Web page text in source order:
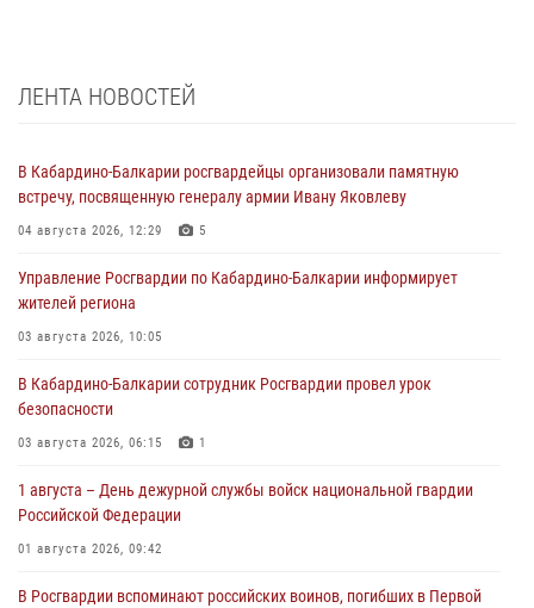
ЛЕНТА НОВОСТЕЙ
В Кабардино-Балкарии росгвардейцы организовали памятную
встречу, посвященную генералу армии Ивану Яковлеву
04 августа 2026, 12:29 5
Управление Росгвардии по Кабардино-Балкарии информирует
жителей региона
03 августа 2026, 10:05
В Кабардино‑Балкарии сотрудник Росгвардии провел урок
безопасности
03 августа 2026, 06:15 1
1 августа – День дежурной службы войск национальной гвардии
Российской Федерации
01 августа 2026, 09:42
В Росгвардии вспоминают российских воинов, погибших в Первой